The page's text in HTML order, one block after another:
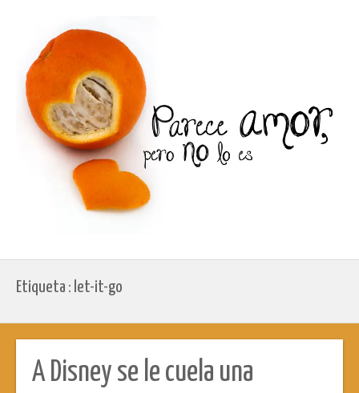
Etiqueta : let-it-go
A Disney se le cuela una